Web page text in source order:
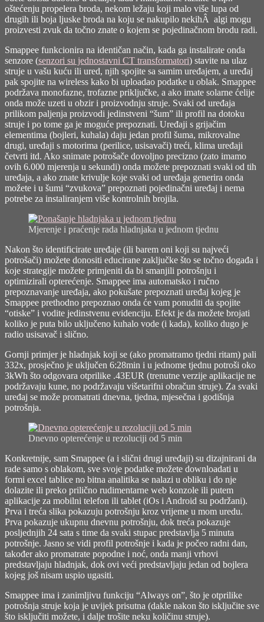
oštećenju propelera broda, nekom ležaju koji malo više lupa od
drugih ili boja ljuske broda na koju se nakupilo nekihÂ algi mogu
proizvesti zvuk da točno znate o kojem se pojedinačnom brodu radi.
Smappee funkcionira na identičan način, kada ga instalirate onda
senzore (senzori su jednostavni CT transformatori) stavite na ulaz
struje u vašu kuću ili ured, njih spojite sa samim uređajem, a uređaj
pak spojite na wireless kako bi uploadao podatke u oblak. Smappee
podržava monofazne, trofazne priključke, a ako imate solarne ćelije
onda može uzeti u obzir i proizvodnju struje. Svaki od uređaja
prilikom paljenja proizvodi jedinstveni “šum” ili profil na dotoku
struje i po tome ga je moguće prepoznati. Uređaji s grijačim
elementima (bojleri, kuhala) daju jedan profil šuma, mikrovalne
drugi, uređaji s motorima (perilice, usisavači) treći, klima uređaji
četvrti itd. Ako snimate potrošače dovoljno precizno (zato imamo
ovih 6.000 mjerenja u sekundi) onda možete prepoznati svaki od tih
uređaja, a ako znate krivulje koje svaki od uređaja generira onda
možete i u šumi “zvukova” prepoznati pojedinačni uređaj i nema
potrebe za instaliranjem više kontrolnih brojila.
Mjerenje i praćenje rada hladnjaka u jednom tjednu
Nakon što identificirate uređaje (ili barem oni koji su najveći
potrošači) možete donositi educirane zaključke što se točno događa i
koje strategije možete primjeniti da bi smanjili potrošnju i
optimizirali opterećenje. Smappee ima automatsko i ručno
prepoznavanje uređaja, ako pokušate prepoznati uređaj kojeg je
Smappee prethodno prepoznao onda će vam ponuditi da spojite
“otiske” i vodite jedinstvenu evidenciju. Efekt je da možete brojati
koliko je puta bilo uključeno kuhalo vode (i kada), koliko dugo je
radio usisavač i slično.
Gornji primjer je hladnjak koji se (ako promatramo tjedni ritam) pali
332x, prosječno je uključen 6:28min i u jednome tjednu potroši oko
3kWh što odgovara otprilike .43EUR (trenutne verzije aplikacije ne
podržavaju kune, no podržavaju višetarifni obračun struje). Za svaki
uređaj se može promatrati dnevna, tjedna, mjesečna i godišnja
potrošnja.
Dnevno opterećenje u rezoluciji od 5 min
Konkretnije, sam Smappee (a i slični drugi uređaji) su dizajnirani da
rade samo s oblakom, sve svoje podatke možete downloadati u
formi excel tablice no bitna analitika se nalazi u obliku i do nje
dolazite ili preko prilično rudimentarne web konzole ili putem
aplikacije za mobilni telefon ili tablet (iOs i Android su podržani).
Prva i treća slika pokazuju potrošnju kroz vrijeme u mom uredu.
Prva pokazuje ukupnu dnevnu potrošnju, dok treća pokazuje
posljednjih 24 sata s time da svaki stupac predstavlja 5 minuta
potrošnje. Jasno se vidi profil potrošnje i kada je počeo radni dan,
također ako promatrate popodne i noć, onda manji vrhovi
predstavljaju hladnjak, dok ovi veći predstavljaju jedan od bojlera
kojeg još nisam uspio ugasiti.
Smappee ima i zanimljivu funkciju “Always on”, što je otprilike
potrošnja struje koja je uvijek prisutna (dakle nakon što isključite sve
što isključiti možete, i dalje trošite neku količinu struje).